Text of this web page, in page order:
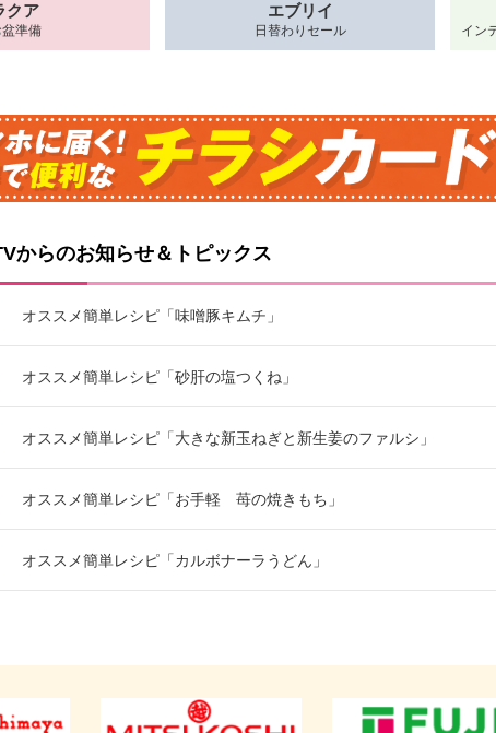
クア
盆準備
エブリイ
日替わりセール
からのお知らせ＆トピックス
オススメ簡単レシピ「味噌豚キムチ」
オススメ簡単レシピ「砂肝の塩つくね」
オススメ簡単レシピ「大きな新玉ねぎと新生姜のファルシ」
オススメ簡単レシピ「お手軽 苺の焼きもち」
オススメ簡単レシピ「カルボナーラうどん」